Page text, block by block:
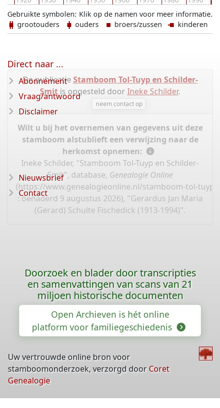
Klik op de namen voor meer informatie.
Gebruikte symbolen:
grootouders
ouders broers/zussen kinderen
De publicatie Stamboom Tol-Tuyp en Schilder-
Smit is opgesteld doorIneke Schilder.
neem contact op
Wilt u bij het overnemen van gegevens uit deze
stamboom alstublieft een verwijzing naar de
herkomst opnemen:
Ineke Schilder, "Stamboom Tol-Tuyp en Schilder-
Smit", database, Genealogie Online
(https://www.genealogieonline.nl/stamboom-tol-tuyp-
: benaderd 9 augustus 2026), "Gerardus Jan Maria
(Gerard) Schulte Fischedick (1913-1994)".
Direct naar ...
Abonnement
Vraag/antwoord
Disclaimer
Nieuwsbrief
Contact
Doorzoek en blader door transcripties
en samenvattingen van scans van 21
miljoen historische documenten
Open Archieven is hét online
platform voor familiegeschiedenis
Uw vertrouwde online bron voor
stamboomonderzoek, verzorgd door Coret
Genealogie